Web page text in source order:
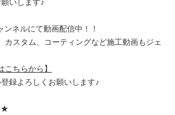
いします♪
ネルにて動画配信中！！
スタム、コーティングなど施工動画もジェ
こちらから】
録よろしくお願いします♪
★